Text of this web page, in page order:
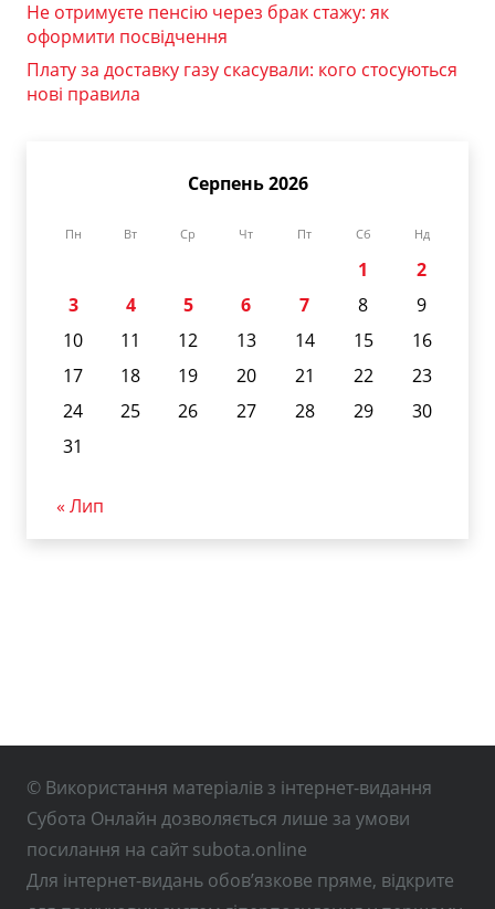
Не отримуєте пенсію через брак стажу: як
оформити посвідчення
Плату за доставку газу скасували: кого стосуються
нові правила
Серпень 2026
Пн Вт Ср Чт Пт Сб Нд
1
2
3
4 5 6 7 8
9
10
11 12 13 14 15
16
17
18 19 20 21 22
23
24
25 26 27 28 29
30
31
« Лип
© Використання матеріалів з інтернет-видання
Субота Онлайн дозволяється лише за умови
посилання на сайт subota.online
Для інтернет-видань обов’язкове пряме, відкрите